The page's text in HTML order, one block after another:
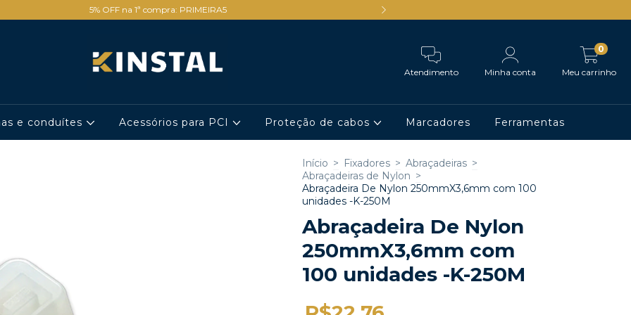
5% OFF na 1ª compra: PRIMEIRA5
Atendimento Minha conta Meu carrinho
0
e conduítes Acessórios para PCI Proteção de cabos Marcadores Ferramentas
Início > Fixadores > Abraçadeiras >
Abraçadeiras de Nylon >
Abraçadeira De Nylon 250mmX3,6mm com 100
unidades -K-250M
Abraçadeira De Nylon
250mmX3,6mm com
100 unidades -K-250M